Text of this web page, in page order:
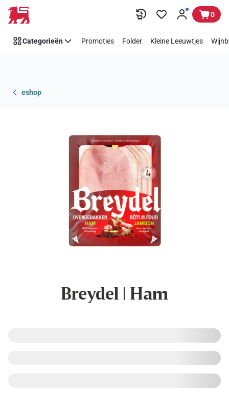
Overslaan 0
Categorieën Promoties Folder Kleine Leeuwtjes
eshop
Breydel | Ham